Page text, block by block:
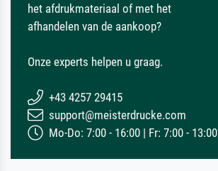
het afdrukmateriaal of met het
afhandelen van de aankoop?
Onze experts helpen u graag.
+43 4257 29415
support@meisterdrucke.com
Mo-Do: 7:00 - 16:00 | Fr: 7:00 - 13:00